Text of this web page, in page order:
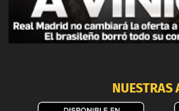
NUESTRAS